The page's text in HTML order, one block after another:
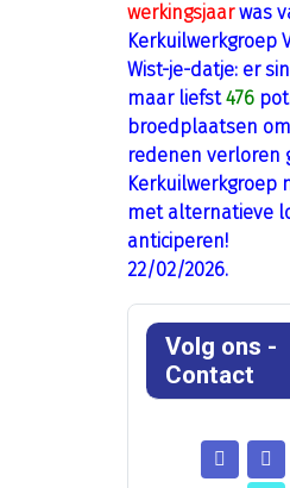
werkingsjaarwas
Kerkuilwerkgroep
Wist-je-datje: er
maar liefst476
broedplaatsen
redenen verloren
Kerkuilwerkgroep
met alternatieve
anticiperen!
22/02/2026.
Volg ons -
Contact